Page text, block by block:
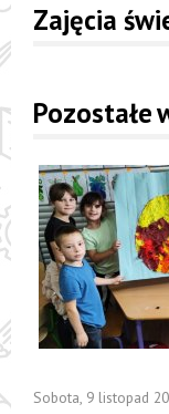
Zajęcia
Pozostałe
Sobota, 9 listopad